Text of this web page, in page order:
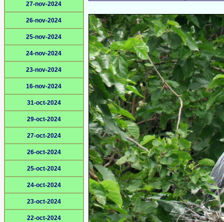
27-nov-2024
26-nov-2024
25-nov-2024
24-nov-2024
23-nov-2024
16-nov-2024
31-oct-2024
29-oct-2024
27-oct-2024
26-oct-2024
25-oct-2024
24-oct-2024
23-oct-2024
22-oct-2024